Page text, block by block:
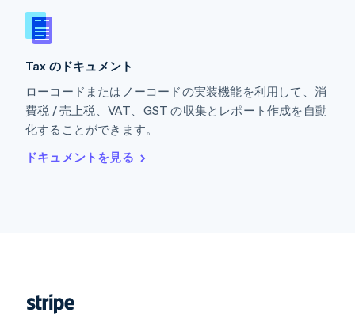
Tax のドキュメント
ローコードまたはノーコードの実装機能を利用して、消
費税 / 売上税、VAT、GST の収集とレポート作成を自動
化することができます。
ドキュメントを見る
メキシコ
Español
English
リトアニア
English
リヒテンシュタイン
DeutschEnglish
ルーマニア
English